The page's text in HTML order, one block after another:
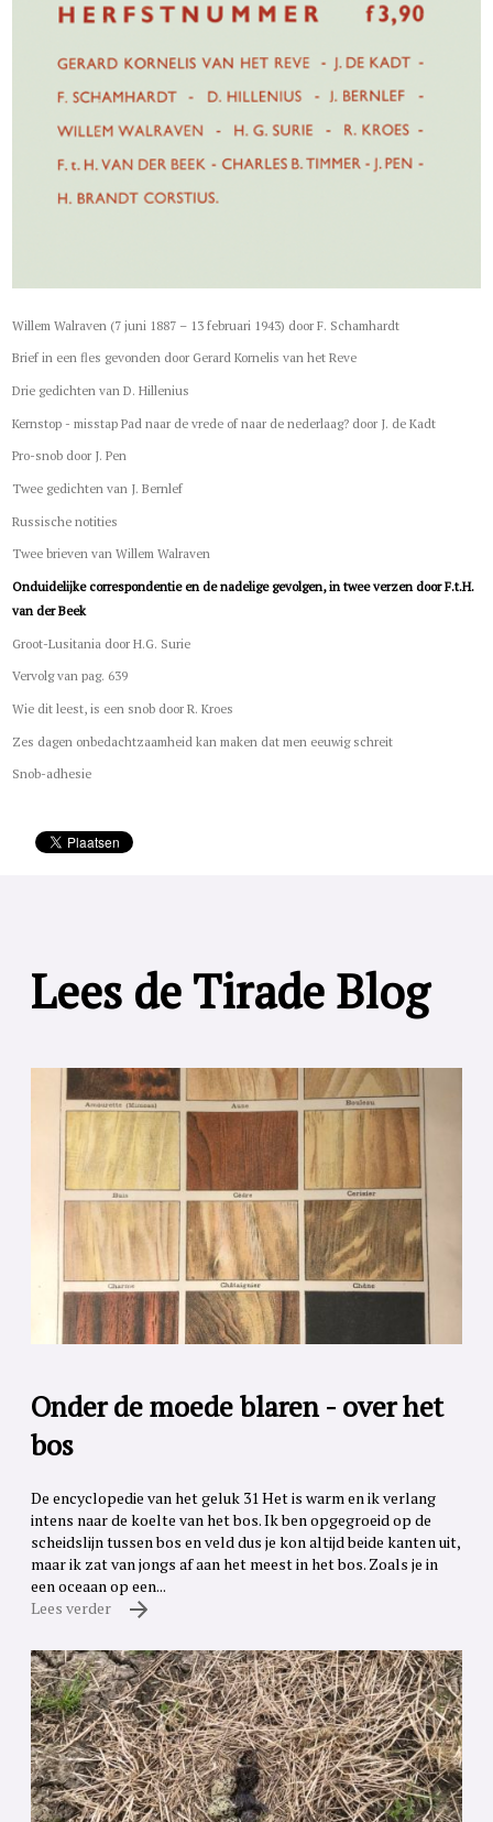
Willem Walraven (7 juni 1887 – 13 februari 1943) door F. Schamhardt
Brief in een fles gevonden door Gerard Kornelis van het Reve
Drie gedichten van D. Hillenius
Kernstop - misstap Pad naar de vrede of naar de nederlaag? door J. de Kadt
Pro-snob door J. Pen
Twee gedichten van J. Bernlef
Russische notities
Twee brieven van Willem Walraven
Onduidelijke correspondentie en de nadelige gevolgen, in twee verzen door F.t.H.
van der Beek
Groot-Lusitania door H.G. Surie
Vervolg van pag. 639
Wie dit leest, is een snob door R. Kroes
Zes dagen onbedachtzaamheid kan maken dat men eeuwig schreit
Snob-adhesie
Lees de Tirade Blog
Onder de moede blaren - over het
bos
De encyclopedie van het geluk 31 Het is warm en ik verlang
intens naar de koelte van het bos. Ik ben opgegroeid op de
scheidslijn tussen bos en veld dus je kon altijd beide kanten uit,
maar ik zat van jongs af aan het meest in het bos. Zoals je in
een oceaan op een...
Lees verder